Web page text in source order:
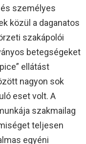
személyes
közül a daganatos
szakápolói
betegségeket
ellátást
nagyon sok
eset volt. A
szakmailag
teljesen
egyéni